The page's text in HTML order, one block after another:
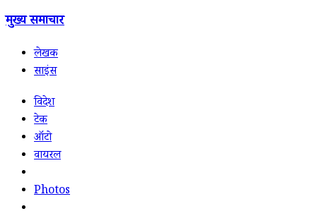
मुख्य समाचार
लेखक
साइंस
विदेश
टेक
ऑटो
वायरल
Photos